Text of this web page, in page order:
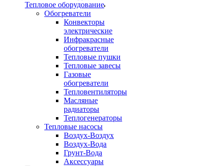
Тепловое оборудование
Обогреватели
Конвекторы
электрические
Инфракрасные
обогреватели
Тепловые пушки
Тепловые завесы
Газовые
обогреватели
Тепловентиляторы
Масляные
радиаторы
Теплогенераторы
Тепловые насосы
Воздух-Воздух
Воздух-Вода
Грунт-Вода
Аксессуары